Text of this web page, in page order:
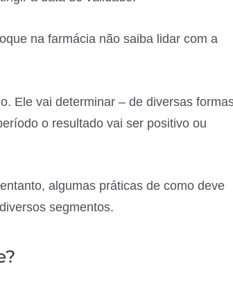
na farmácia não saiba lidar com a
Ele vai determinar – de diversas
o resultado vai ser positivo ou
algumas práticas de como deve
segmentos.